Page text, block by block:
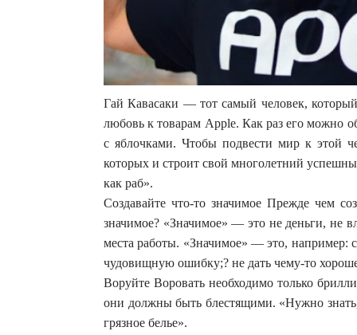
Гай Кавасаки — тот самый человек,
любовь к товарам Apple. Как раз его можно
с яблочками. Чтобы подвести мир к этой
которых и строит свой многолетний
как раб».
Создавайте что-то значимое Прежде чем
значимое? «Значимое» — это не деньги, не
места работы. «Значимое» — это, например:
чудовищную ошибку;? не дать чему-то
Воруйте Воровать необходимо только
они должны быть блестящими. «Нужно
грязное белье».